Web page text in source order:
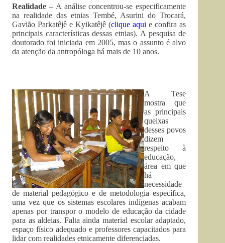
Realidade – A análise concentrou-se especificamente
na realidade das etnias Tembé, Asurini do Trocará,
Gavião Parkatêjê e Kyikatêjê (clique aqui e confira as
principais características dessas etnias). A pesquisa de
doutorado foi iniciada em 2005, mas o assunto é alvo
da atenção da antropóloga há mais de 10 anos.
A Tese
mostra que
as principais
queixas
desses povos
dizem
respeito à
educação,
área em que
há
necessidade
de material pedagógico e de metodologia específica,
uma vez que os sistemas escolares indígenas acabam
apenas por transpor o modelo de educação da cidade
para as aldeias. Falta ainda material escolar adaptado,
espaço físico adequado e professores capacitados para
lidar com realidades etnicamente diferenciadas.